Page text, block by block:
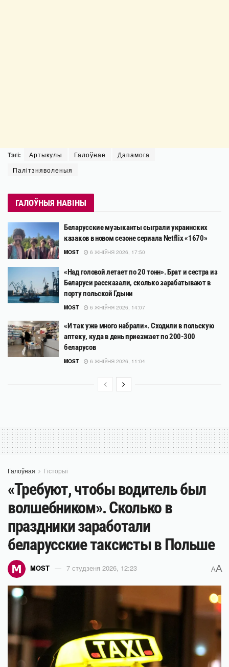
Тэгі: Артыкулы Галоўнае
Дапамога
Палітзняволеныя
ГАЛОЎНЫЯ НАВІНЫ
Беларусские музыканты сыграли украинских
казаков в новом сезоне сериала Netflix «1670»
MOST 6 ЖНІЎНЯ 2026, 17:50
«Над головой летает по 20 тонн». Брат и сестра из
Беларуси рассказали, сколько зарабатывают в
порту польской Гдыни
MOST 6 ЖНІЎНЯ 2026, 14:07
«И так уже много набрали». Сходили в польскую
аптеку, куда в день приезжает по 200-300
беларусов
MOST 6 ЖНІЎНЯ 2026, 11:04
Галоўная Гісторыі
«Требуют, чтобы водитель был
волшебником». Сколько в
праздники заработали
беларусские таксисты в Польше
MOST 7 студзеня 2026, 12:23 AA